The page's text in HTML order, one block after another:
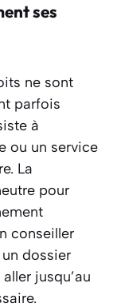
ses
ne sont
parfois
à
ou un service
La
pour
conseiller
dossier
jusqu’au